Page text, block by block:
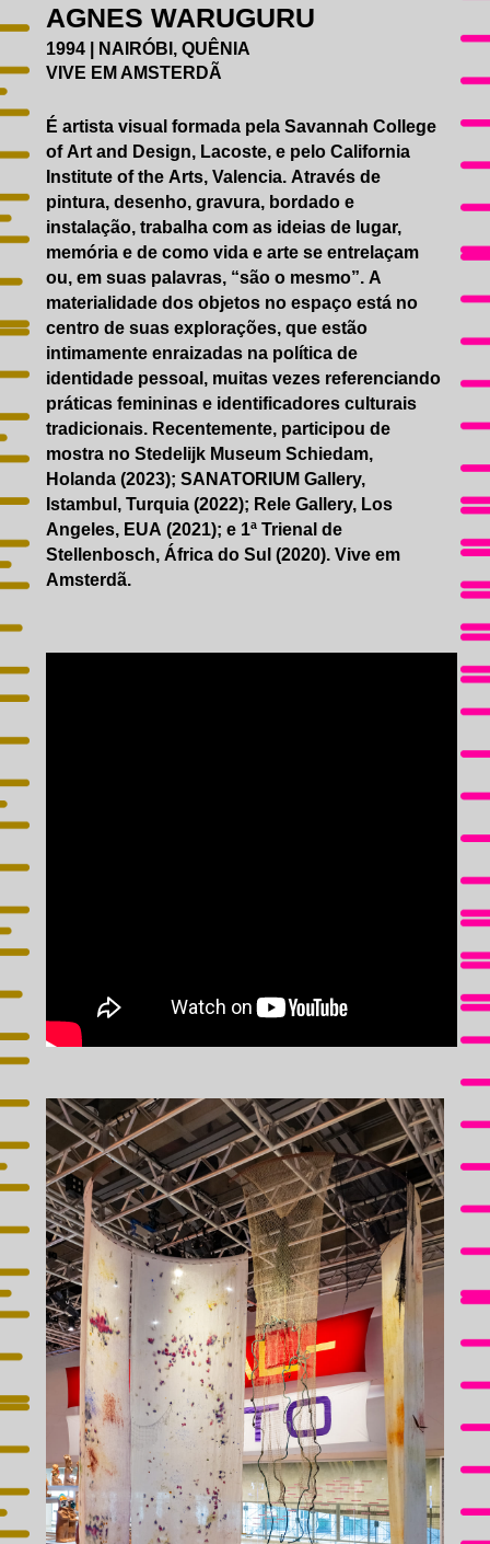
AGNES WARUGURU
1994 | NAIRÓBI, QUÊNIA
VIVE EM AMSTERDÃ
É artista visual formada pela Savannah College
of Art and Design, Lacoste, e pelo California
Institute of the Arts, Valencia. Através de
pintura, desenho, gravura, bordado e
instalação, trabalha com as ideias de lugar,
memória e de como vida e arte se entrelaçam
ou, em suas palavras, “são o mesmo”. A
materialidade dos objetos no espaço está no
centro de suas explorações, que estão
intimamente enraizadas na política de
identidade pessoal, muitas vezes referenciando
práticas femininas e identificadores culturais
tradicionais. Recentemente, participou de
mostra no Stedelijk Museum Schiedam,
Holanda (2023); SANATORIUM Gallery,
Istambul, Turquia (2022); Rele Gallery, Los
Angeles, EUA (2021); e 1ª Trienal de
Stellenbosch, África do Sul (2020). Vive em
Amsterdã.